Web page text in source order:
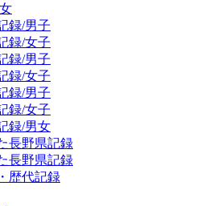
録/男子
録/女子
録/男子
録/女子
録/男子
録/女子
録/男女
長野県記録
長野県記録
歴代記録